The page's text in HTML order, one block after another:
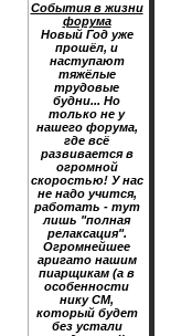
События в жизни
форума
Новый Год уже
прошёл, и
наступают
тяжёлые
трудовые
будни... Но
только не у
нашего форума,
где всё
развивается в
огромной
скоростью! У нас
не надо учится,
работать - тут
лишь "полная
релаксация".
Огромнейшее
аригато нашим
пиарщикам (а в
особенности
нику CM,
который будет
без устали